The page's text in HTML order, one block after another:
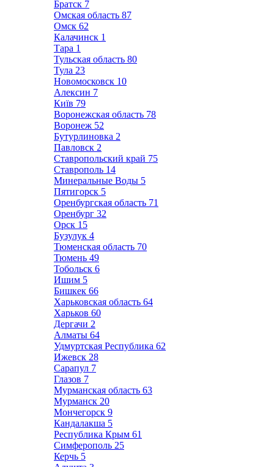
Братск 7
Омская область 87
Омск 62
Калачинск 1
Тара 1
Тульская область 80
Тула 23
Новомосковск 10
Алексин 7
Київ 79
Воронежская область 78
Воронеж 52
Бутурлиновка 2
Павловск 2
Ставропольский край 75
Ставрополь 14
Минеральные Воды 5
Пятигорск 5
Оренбургская область 71
Оренбург 32
Орск 15
Бузулук 4
Тюменская область 70
Тюмень 49
Тобольск 6
Ишим 5
Бишкек 66
Харьковская область 64
Харьков 60
Дергачи 2
Алматы 64
Удмуртская Республика 62
Ижевск 28
Сарапул 7
Глазов 7
Мурманская область 63
Мурманск 20
Мончегорск 9
Кандалакша 5
Республика Крым 61
Симферополь 25
Керчь 5